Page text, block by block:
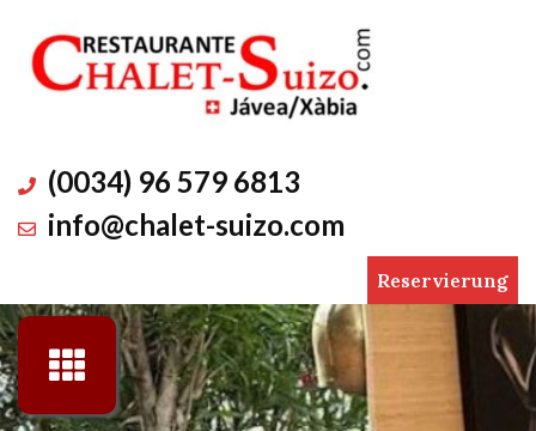
content
(0034) 96 579 6813
info@chalet-suizo.com
Reservierung